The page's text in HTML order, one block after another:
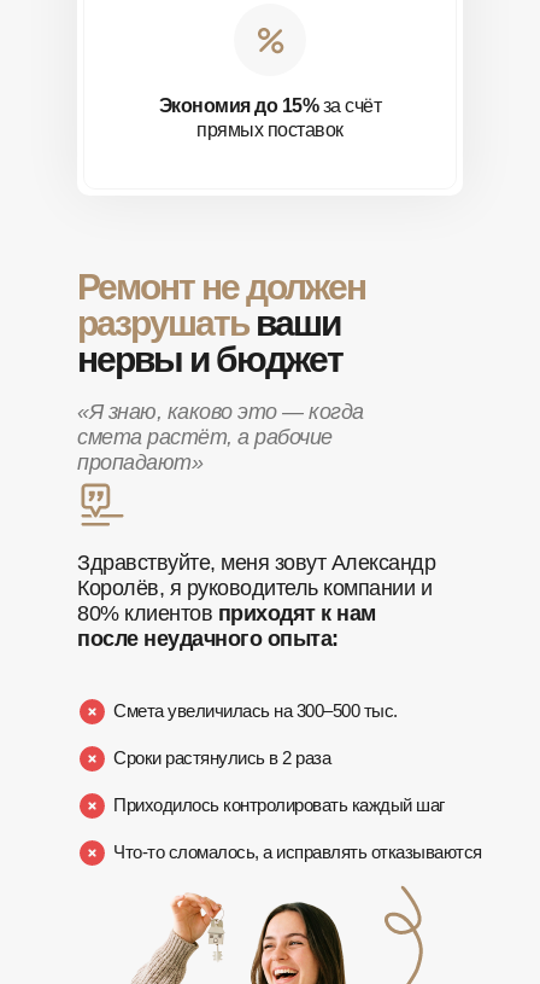
Экономия до 15%за счёт
прямых поставок
Ремонт не должен
разрушатьваши
нервы и бюджет
«Я знаю, каково это — когда
смета растёт, а рабочие
пропадают»
Смета увеличилась на 300–500 тыс.
Сроки растянулись в 2 раза
Приходилось контролировать каждый шаг
Что-то сломалось, а исправлять отказываются
Здравствуйте, меня зовут Александр
Королёв, я руководитель компании и
80% клиентов приходят к нам
после неудачного опыта: